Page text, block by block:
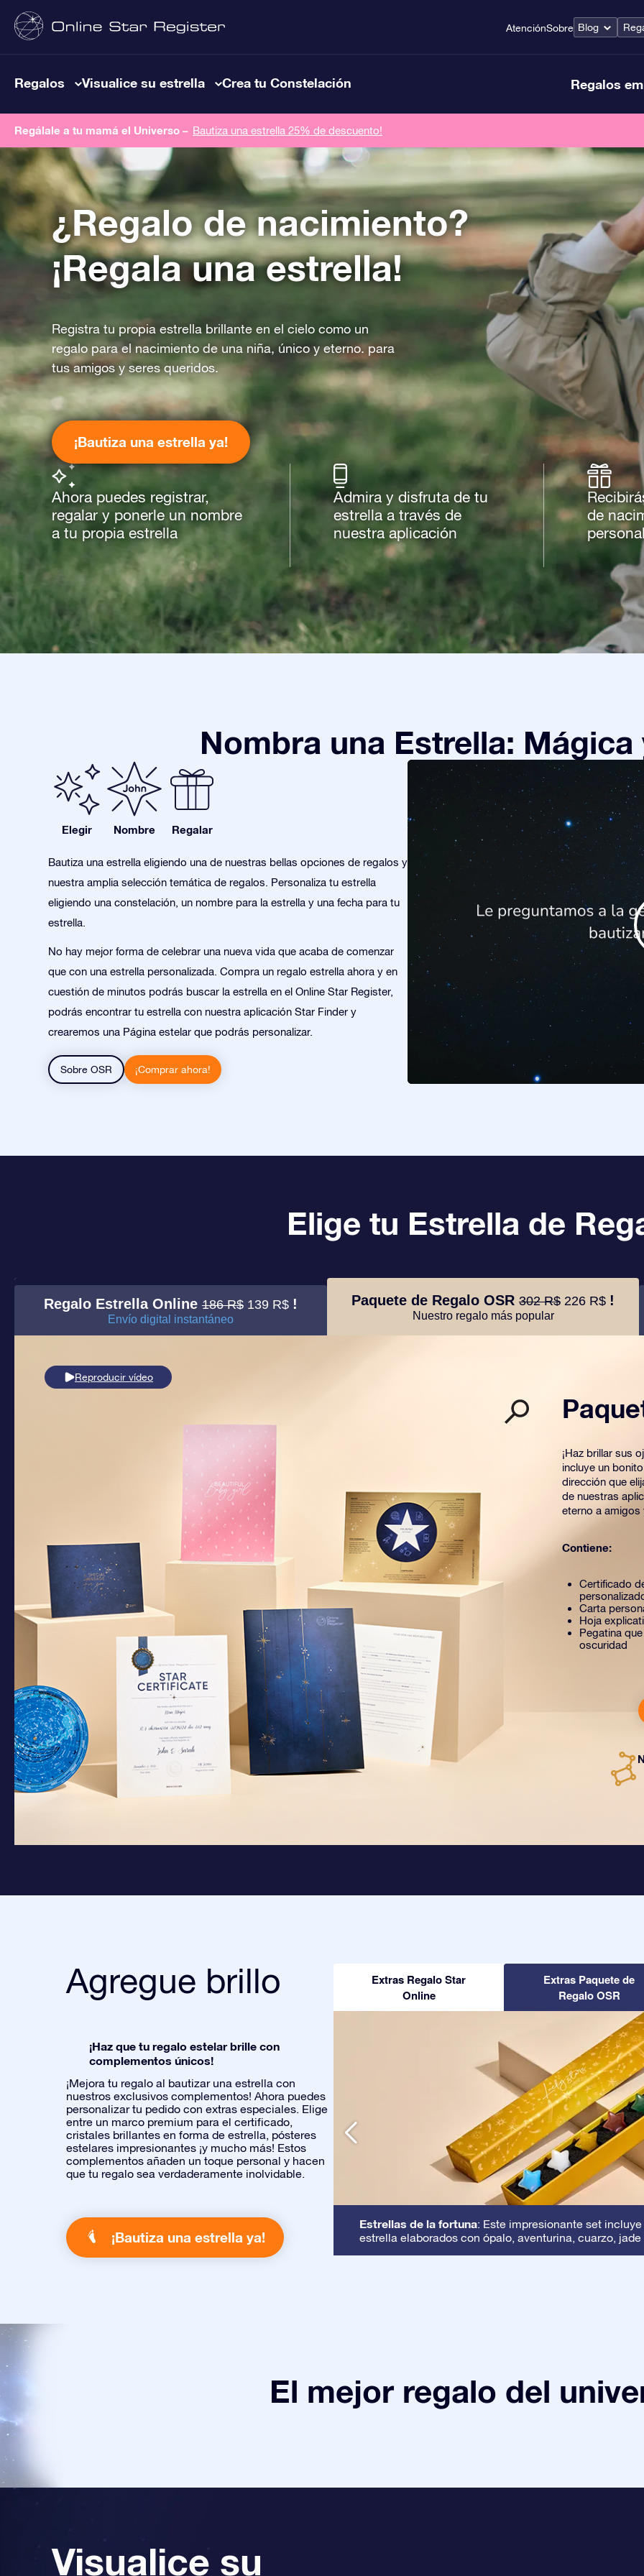
AtenciónSobre Blog
Regalos Visualice su estrella Crea tu Constelación Regalos
Regálale a tu mamá el Universo – Bautiza una estrella 25% de descuento!
¿Regalo de nacimiento?
¡Regala una estrella!
Registra tu propia estrella brillante en el cielo como un
regalo para el nacimiento de una niña, único y eterno. para
tus amigos y seres queridos.
¡Bautiza una estrella ya!
Ahora puedes registrar,
regalar y ponerle un nombre
a tu propia estrella
Admira y disfruta de tu
estrella a través de
nuestra aplicación
de
Nombra una Estrella: Mágica
Elegir Nombre Regalar
Bautiza una estrella eligiendo una de nuestras bellas opciones de regalos y
nuestra amplia selección temática de regalos. Personaliza tu estrella
eligiendo una constelación, un nombre para la estrella y una fecha para tu
estrella.
No hay mejor forma de celebrar una nueva vida que acaba de comenzar
que con una estrella personalizada. Compra un regalo estrella ahora y en
cuestión de minutos podrás buscar la estrella en el Online Star Register,
podrás encontrar tu estrella con nuestra aplicación Star Finder y
crearemos una Página estelar que podrás personalizar.
Sobre OSR ¡Comprar ahora!
Elige tu Estrella de
Regalo Estrella Online186 R$ 139 R$ !
Envío digital instantáneo
Paquete de Regalo OSR 302 R$ 226 R$ !
Nuestro regalo más popular
Reproducir vídeo
¡Haz brillar sus
incluye un
dirección que
de nuestras
eterno a
Contiene:
Certificado
Carta
Hoja
Pegatina
oscuridad
Agregue brillo
¡Haz que tu regalo estelar brille con
complementos únicos!
¡Mejora tu regalo al bautizar una estrella con
nuestros exclusivos complementos! Ahora puedes
personalizar tu pedido con extras especiales. Elige
entre un marco premium para el certificado,
cristales brillantes en forma de estrella, pósteres
estelares impresionantes ¡y mucho más! Estos
complementos añaden un toque personal y hacen
que tu regalo sea verdaderamente inolvidable.
¡Bautiza una estrella ya!
Extras Regalo Star
Online
Extras Paquete de
Regalo OSR
Estrellas de la fortuna: Este impresionante set
estrella elaborados con ópalo, aventurina, cuarzo,
El mejor regalo del
Visualice su